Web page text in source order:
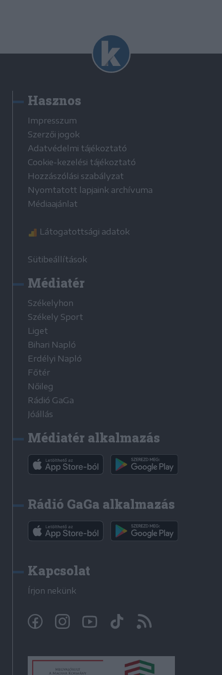
Hasznos
Impresszum
Szerzői jogok
Adatvédelmi tájékoztató
Cookie-kezelési tájékoztató
Hozzászólási szabályzat
Nyomtatott lapjaink archívuma
Médiaajánlat
Látogatottsági adatok
Sütibeállítások
Médiatér
Székelyhon
Székely Sport
Liget
Bihari Napló
Erdélyi Napló
Főtér
Nőileg
Rádió GaGa
Jóállás
Médiatér alkalmazás
Rádió GaGa alkalmazás
Kapcsolat
Írjon nekünk